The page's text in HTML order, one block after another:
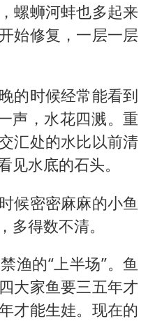
螺蛳河蚌也多起来
始修复，一层一层
的时候经常能看到
声，水花四溅。重
汇处的水比以前清
见水底的石头。
候密密麻麻的小鱼
多得数不清。
渔的“上半场”。鱼
大家鱼要三五年才
才能生娃。现在的